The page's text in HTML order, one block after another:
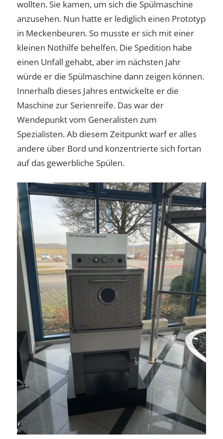
wollten. Sie kamen, um sich die Spülmaschine
anzusehen. Nun hatte er lediglich einen Prototyp
in Meckenbeuren. So musste er sich mit einer
kleinen Nothilfe behelfen. Die Spedition habe
einen Unfall gehabt, aber im nächsten Jahr
würde er die Spülmaschine dann zeigen können.
Innerhalb dieses Jahres entwickelte er die
Maschine zur Serienreife. Das war der
Wendepunkt vom Generalisten zum
Spezialisten. Ab diesem Zeitpunkt warf er alles
andere über Bord und konzentrierte sich fortan
auf das gewerbliche Spülen.